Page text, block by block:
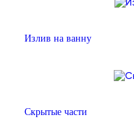
Излив на ванну
Скрытые части